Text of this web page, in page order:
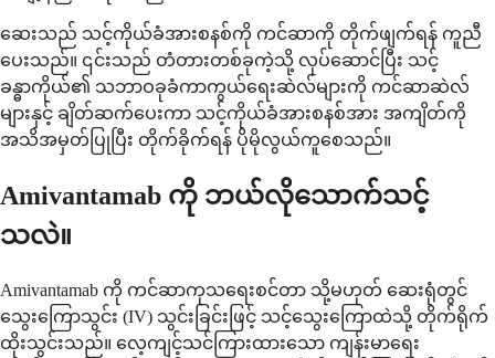
ဆေးသည် သင့်ကိုယ်ခံအားစနစ်ကို ကင်ဆာကို တိုက်ဖျက်ရန် ကူညီ
ပေးသည်။ ၎င်းသည် တံတားတစ်ခုကဲ့သို့ လုပ်ဆောင်ပြီး သင့်
ခန္ဓာကိုယ်၏ သဘာဝခုခံကာကွယ်ရေးဆဲလ်များကို ကင်ဆာဆဲလ်
များနှင့် ချိတ်ဆက်ပေးကာ သင့်ကိုယ်ခံအားစနစ်အား အကျိတ်ကို
အသိအမှတ်ပြုပြီး တိုက်ခိုက်ရန် ပိုမိုလွယ်ကူစေသည်။
Amivantamab ကို ဘယ်လိုသောက်သင့်
သလဲ။
Amivantamab ကို ကင်ဆာကုသရေးစင်တာ သို့မဟုတ် ဆေးရုံတွင်
သွေးကြောသွင်း (IV) သွင်းခြင်းဖြင့် သင့်သွေးကြောထဲသို့ တိုက်ရိုက်
ထိုးသွင်းသည်။ လေ့ကျင့်သင်ကြားထားသော ကျန်းမာရေး